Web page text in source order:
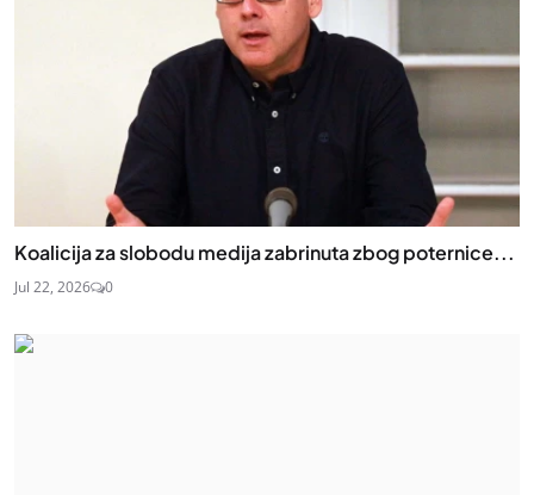
Koalicija za slobodu medija zabrinuta zbog poternice...
Jul 22, 2026 0